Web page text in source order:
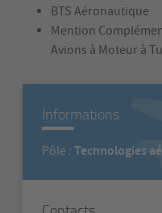
BTS Aéronautique
Mention
Avions à Moteur à
Informations
Pôle : Technologies